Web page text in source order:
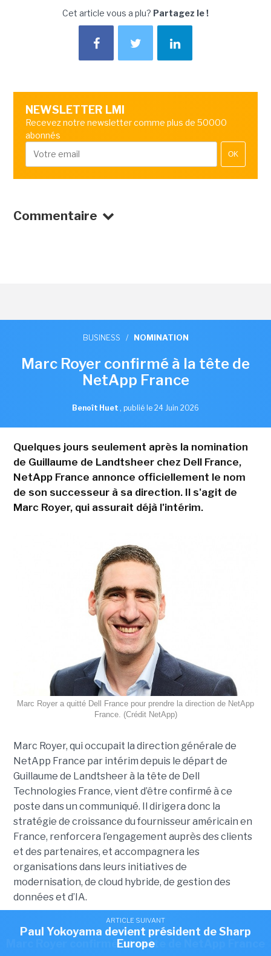
ARTICLE SUIVANT
Romain Passilly prend la direction de Visma
France
Cet article vous a plu? Partagez le !
NEWSLETTER LMI
Recevez notre newsletter comme plus de 50000
abonnés
OK
Commentaire
ARTICLE SUIVANT
Marc Royer confirmé à la tête de NetApp France
BUSINESS / NOMINATION
Marc Royer confirmé à la tête de
NetApp France
Benoît Huet , publié le 24 Juin 2026
Quelques jours seulement après la nomination
de Guillaume de Landtsheer chez Dell France,
NetApp France annonce officiellement le nom
de son successeur à sa direction. Il s'agit de
Marc Royer, qui assurait déjà l'intérim.
Marc Royer a quitté Dell France pour prendre la direction de NetApp
France. (Crédit NetApp)
Marc Royer, qui occupait la direction générale de
NetApp France par intérim depuis le départ de
Guillaume de Landtsheer à la tête de Dell
Technologies France, vient d’être confirmé à ce
poste dans un communiqué. Il dirigera donc la
stratégie de croissance du fournisseur américain en
France, renforcera l’engagement auprès des clients
et des partenaires, et accompagnera les
organisations dans leurs initiatives de
modernisation, de cloud hybride, de gestion des
données et d’IA.
Chez NetApp depuis janvier dernier, Marc Royer
patientait en occupant le stratégique poste
ARTICLE SUIVANT
Paul Yokoyama devient président de Sharp
Europe